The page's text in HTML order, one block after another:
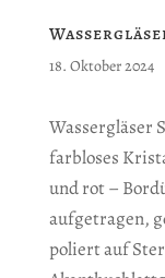
18. Oktober 2024
Wassergläser
farbloses
und rot –
aufgetragen,
poliert auf